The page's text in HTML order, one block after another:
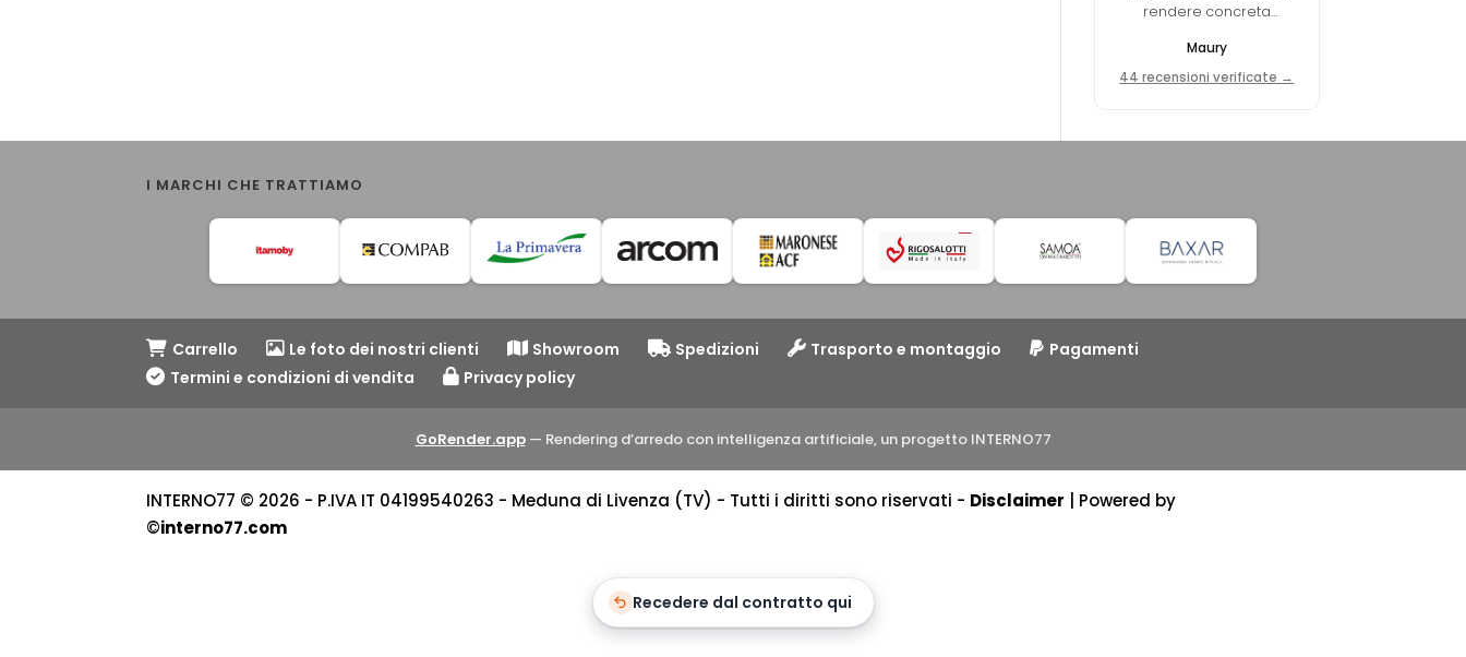
rendere concreta
pienamente soddisfatto.
Maury
44 recensioni verificate →
I MARCHI CHE TRATTIAMO
Carrello Le foto dei nostri clienti Showroom Spedizioni Trasporto e montaggio
Pagamenti
Termini e condizioni di vendita
Privacy policy
GoRender.app— Rendering d’arredo con intelligenza artificiale, un progetto INTERNO77
INTERNO77 © 2026 - P.IVA IT 04199540263 - Meduna di Livenza (TV) - Tutti i diritti sono riservati - Disclaimer | Powered by
©interno77.com
Recedere dal contratto qui